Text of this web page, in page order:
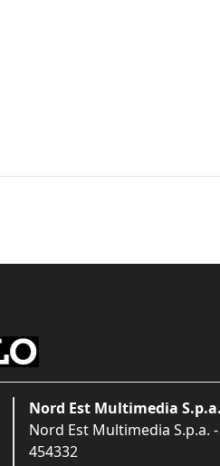
Nord Est Multimedia S.p.a.
Nord Est Multimedia S.p.a. -
454332